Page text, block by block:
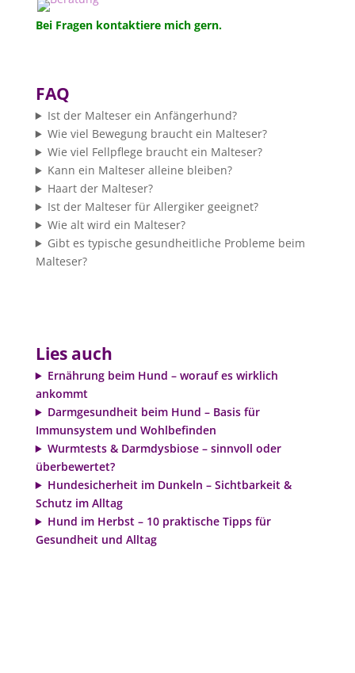
Bei Fragen kontaktiere mich gern.
FAQ
Ist der Malteser ein Anfängerhund?
Wie viel Bewegung braucht ein Malteser?
Wie viel Fellpflege braucht ein Malteser?
Kann ein Malteser alleine bleiben?
Haart der Malteser?
Ist der Malteser für Allergiker geeignet?
Wie alt wird ein Malteser?
Gibt es typische gesundheitliche Probleme beim
Malteser?
Lies auch
Ernährung beim Hund – worauf es wirklich
ankommt
Darmgesundheit beim Hund – Basis für
Immunsystem und Wohlbefinden
Wurmtests & Darmdysbiose – sinnvoll oder
überbewertet?
Hundesicherheit im Dunkeln – Sichtbarkeit &
Schutz im Alltag
Hund im Herbst – 10 praktische Tipps für
Gesundheit und Alltag